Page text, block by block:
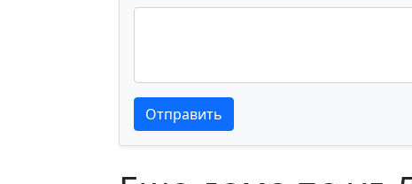
Текст отзыва
Текст отзыва
Отправить